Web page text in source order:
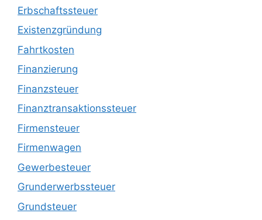
Erbschaftssteuer
Existenzgründung
Fahrtkosten
Finanzierung
Finanzsteuer
Finanztransaktionssteuer
Firmensteuer
Firmenwagen
Gewerbesteuer
Grunderwerbssteuer
Grundsteuer